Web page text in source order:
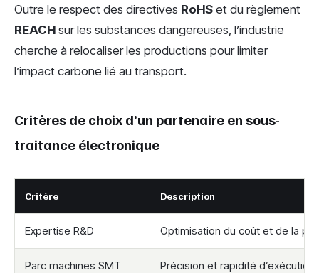
Outre le respect des directives RoHS et du règlement
REACH sur les substances dangereuses, l’industrie
cherche à relocaliser les productions pour limiter
l’impact carbone lié au transport.
Critères de choix d’un partenaire en sous-
traitance électronique
Critère Description
Expertise R&D Optimisation du coût et de la
Parc machines SMT Précision et rapidité d’exécution